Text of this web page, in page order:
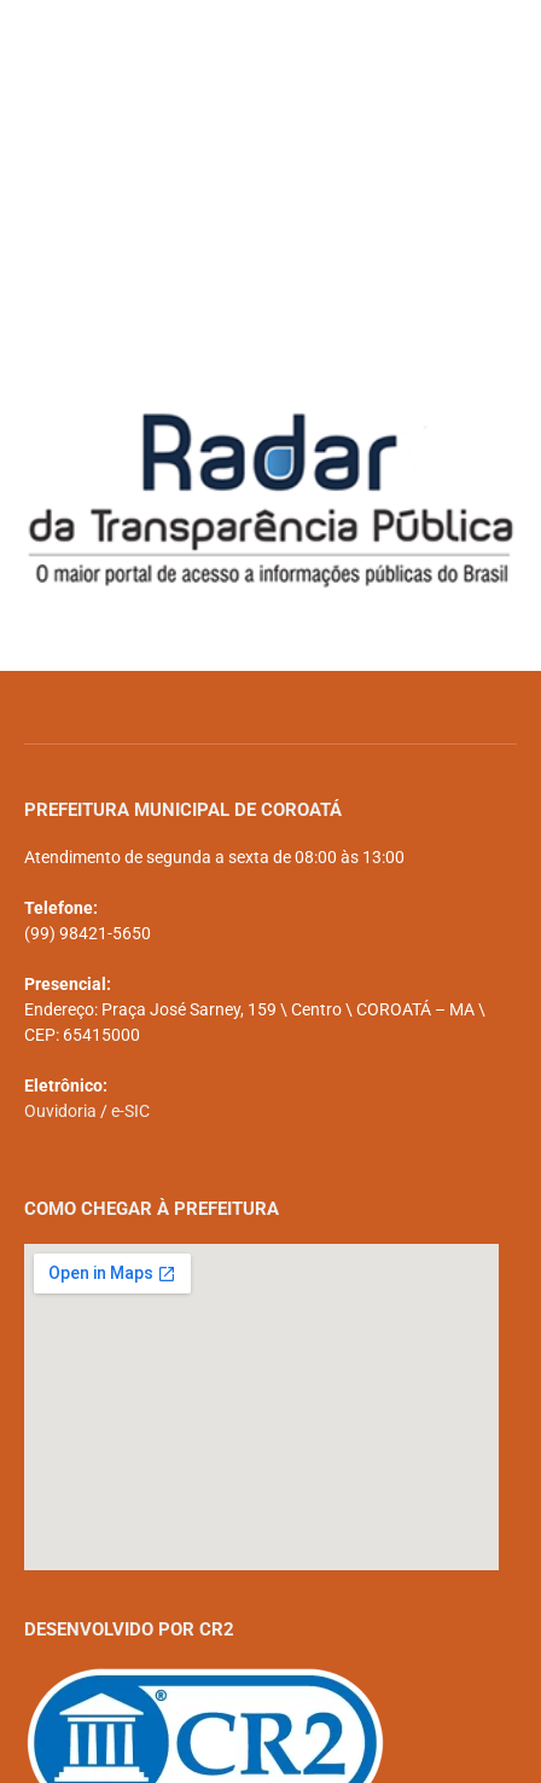
PREFEITURA MUNICIPAL DE COROATÁ
Atendimento de segunda a sexta de 08:00 às 13:00
Telefone:
(99) 98421-5650
Presencial:
Endereço: Praça José Sarney, 159 \ Centro \ COROATÁ – MA \
CEP: 65415000
Eletrônico:
Ouvidoria /e-SIC
COMO CHEGAR À PREFEITURA
DESENVOLVIDO POR CR2